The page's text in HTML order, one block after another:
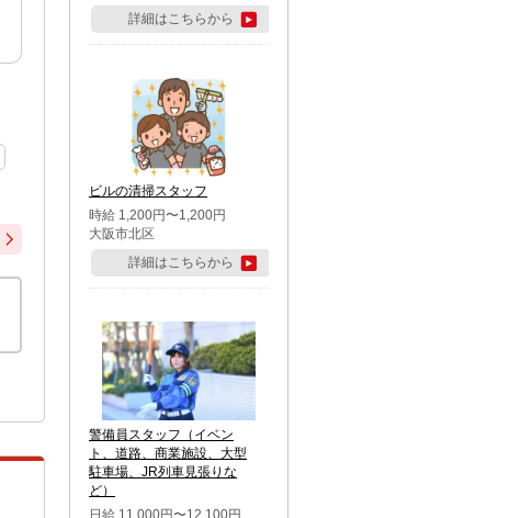
林市・藤岡市・大泉町・さい
たま市北区・川越市・熊谷
市・行田市・秩父市・所沢
市・鶴ケ島市・千葉市中央
区・市川市・松戸市・習志野
市・柏市・流山市・八千代
市・足立区・江戸川区・八王
子市・町田市
詳細はこちらから
ビルの清掃スタッフ
時給 1,200円〜1,200円
大阪市北区
詳細はこちらから
警備員スタッフ（イベン
ト、道路、商業施設、大型
駐車場、JR列車見張りな
ど）
日給 11,000円〜12,100円